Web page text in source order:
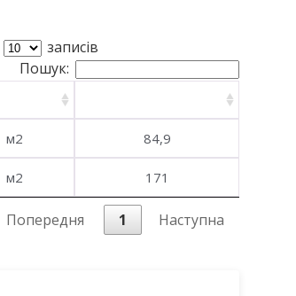
записів
Пошук:
м2 84,9
м2 171
Попередня 1 Наступна